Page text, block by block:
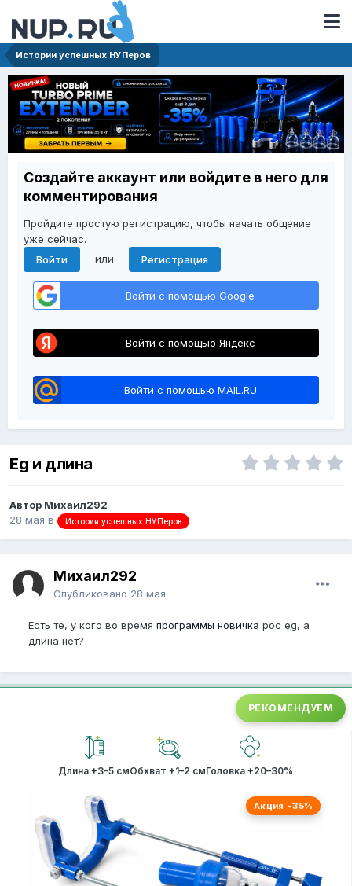
Истории успешных НУПеров
Создайте аккаунт или войдите в него для
комментирования
Пройдите простую регистрацию, чтобы начать общение
уже сейчас.
Войти
или Регистрация
Войти с помощью Google
Войти с помощью Яндекс
Войти с помощью MAIL.RU
Eg и длина
Автор Михаил292
28 мая в Истории успешных НУПеров
Михаил292
Опубликовано 28 мая
Есть те, у кого во время программы новичка рос eg, а
длина нет?
РЕКОМЕНДУЕМ
Длина +3–5 смОбхват +1–2 смГоловка +20–30%
Акция −35%